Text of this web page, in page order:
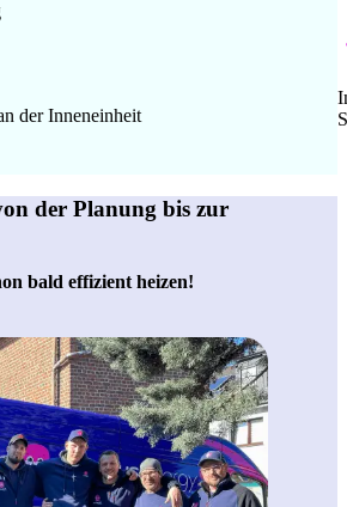
der Inneneinheit
der Planung bis zur
bald effizient heizen!